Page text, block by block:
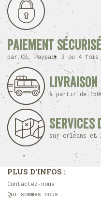
Paiement
par CB, Paypal, 3 ou 4 fois
à partir de
Services
sur orléans et
PLUS D'INFOS :
Contactez-nous
Qui sommes nous